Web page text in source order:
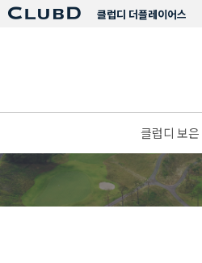
클럽디 더플레이어스
클럽디 보은